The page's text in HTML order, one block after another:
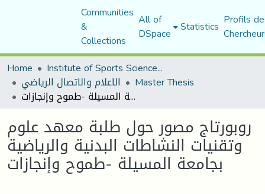
Communities
&
Collections
All of
DSpace Statistics Profils
Home
Institute of Sports Sciences and Techniques
الاعلام والاتصال الرياضي Master Thesis
روبورتاج مصور حول طلبة معهد علوم وتقنيات النشاطات البدنية والرياضية بجامعة المسيلة -طموح وإنجازات
روبورتاج مصور حول طلبة معهد علوم
وتقنيات النشاطات البدنية والرياضية
بجامعة المسيلة -طموح وإنجازات